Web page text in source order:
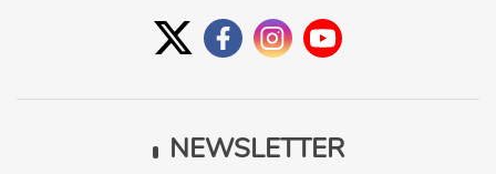
NEWSLETTER